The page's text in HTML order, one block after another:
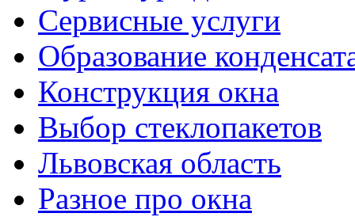
Сервисные услуги
Образование
Конструкция окна
Выбор стеклопакетов
Львовская область
Разное про окна